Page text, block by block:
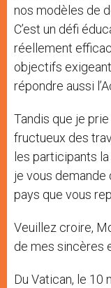
nos modèles de
C’est un défi
réellement
objectifs
répondre aussi
Tandis que je
fructueux des
les participants
je vous
pays que vous
Veuillez croire,
de mes sincères
Du Vatican, le 10